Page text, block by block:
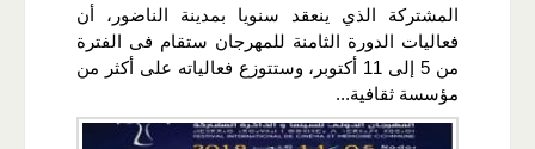
المشتركة الذي ينعقد سنويا بمدينة الناضور، أن
فعاليات الدورة الثامنة للمهرجان ستقام فى الفترة
من 5 إلى 11 أكتوبر، وستتوزع فعالياته على أكثر من
مؤسسة ثقافية...